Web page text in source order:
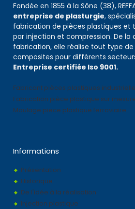
Fondée en 1855 à la Sône (38),
entreprise de plasturgie,
fabrication de pièces plastiques et
par injection et compression. De la
fabrication, elle réalise tout type
composites pour différents
Entreprise certifiée Iso 9001.
Fabricant pièces plastiques
Fabrication pièce plastique sur
Moulage piece plastique ferroviaire
Informations
Présentation
Historique
De l'idée à la réalisation
Injection plastique